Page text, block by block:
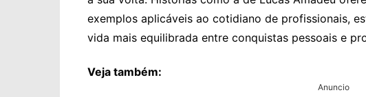
exemplos aplicáveis ao cotidiano de profissionais,
vida mais equilibrada entre conquistas pessoais e
Veja também:
Anuncio